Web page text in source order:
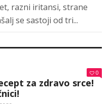
razni iritansi, strane
se sastoji od tri...
0
za zdravo srce!